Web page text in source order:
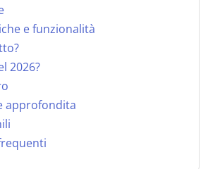
e funzionalità
2026?
approfondita